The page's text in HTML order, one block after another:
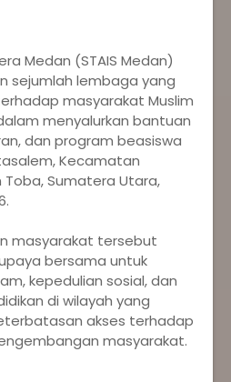
Medan (STAIS Medan)
sejumlah lembaga yang
masyarakat Muslim
menyalurkan bantuan
dan program beasiswa
Kecamatan
Sumatera Utara,
masyarakat tersebut
bersama untuk
kepedulian sosial, dan
di wilayah yang
akses terhadap
masyarakat.